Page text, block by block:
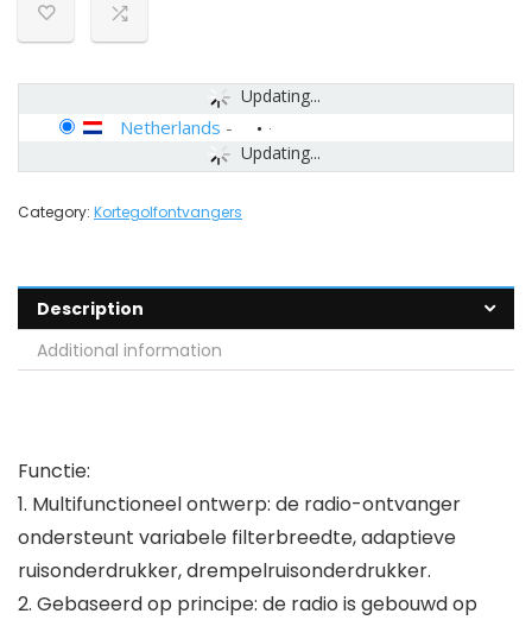
Updating...
Updating...
Netherlands -
Category: Kortegolfontvangers
Description
Additional information
Functie:
1. Multifunctioneel ontwerp: de radio-ontvanger
ondersteunt variabele filterbreedte, adaptieve
ruisonderdrukker, drempelruisonderdrukker.
2. Gebaseerd op principe: de radio is gebouwd op